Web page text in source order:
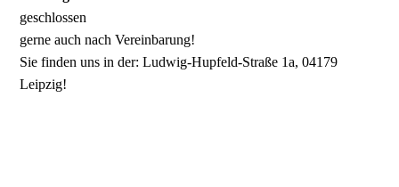
geschlossen
gerne auch nach Vereinbarung!
Sie finden uns in der: Ludwig-Hupfeld-Straße 1a, 04179
Leipzig!